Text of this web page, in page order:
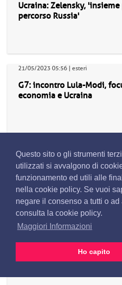
Questo sito o gli strumenti
utilizzati si avvalgono di
funzionamento ed utili alle
nella cookie policy. Se vuoi
negare il consenso a tutti o
consulta la cookie policy.
Maggiori Informazioni
Ho capito
Ucraina: Zelensky,
percorso Russia'
21/05/2023 05:56 | esteri
G7: incontro Lula-Modi,
economia e Ucraina
G7: Zelensky vede Widodo,
per ritorno bimbi deportati'
21/05/2023 05:25 | esteri
G7: Michel, 'uniti su